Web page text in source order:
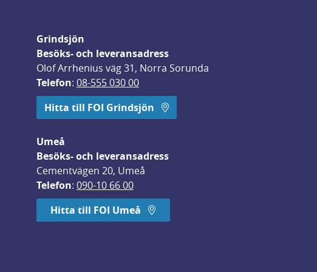
Grindsjön
Besöks- och leveransadress
Olof Arrhenius väg 31, Norra Sorunda
Telefon: 08-555 030 00
Hitta till FOI Grindsjön
Umeå
Besöks- och leveransadress
Cementvägen 20, Umeå
Telefon: 090-10 66 00
Hitta till FOI Umeå